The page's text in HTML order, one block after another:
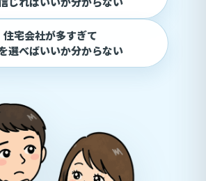
住宅会社が多すぎて
選べばいいか分からない